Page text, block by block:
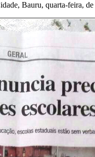
Bauru, quarta-feira,